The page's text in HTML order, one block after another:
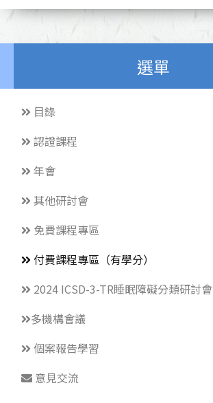
選單
目錄
認證課程
年會
其他研討會
免費課程專區
付費課程專區（有學分）
2024 ICSD-3-TR睡眠障礙分類研討會
多機構會議
個案報告學習
意見交流